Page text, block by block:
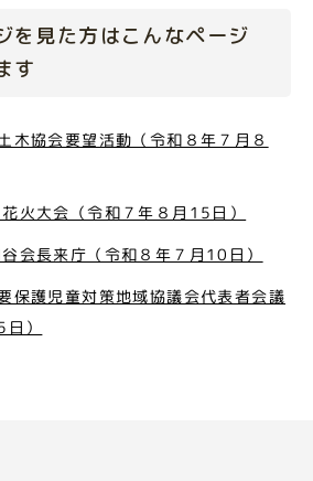
を見た方はこんなページ
す
木協会要望活動（令和８年７月８
火大会（令和７年８月15日）
会長来庁（令和８年７月10日）
保護児童対策地域協議会代表者会議
）